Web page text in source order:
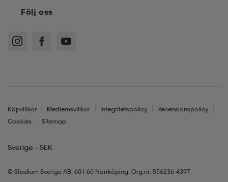
Följ oss
Köpvillkor Medlemsvillkor Integritetspolicy
Recensionspolicy
Cookies
Sitemap
Sverige - SEK
© Stadium Sverige AB, 601 60 Norrköping. Org.nr. 556236-4397